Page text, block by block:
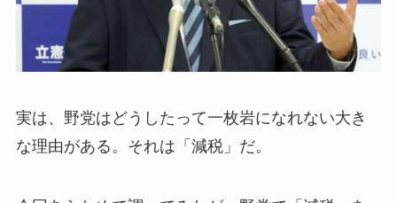
実は、野党はどうしたって一枚岩になれない大き
な理由がある。それは「減税」だ。